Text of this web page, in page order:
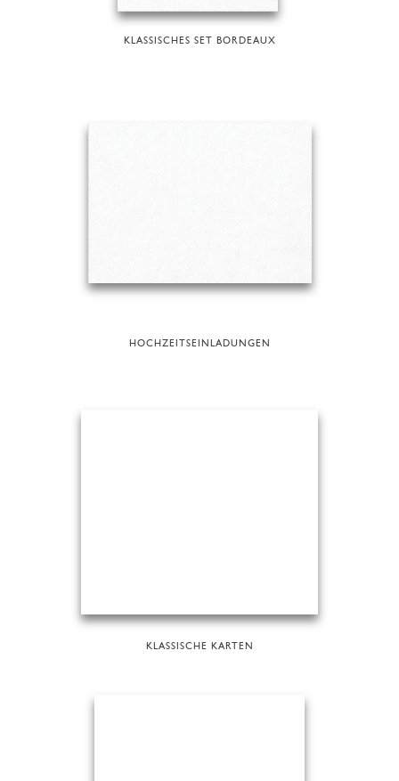
KLASSISCHES SET BORDEAUX
HOCHZEITSEINLADUNGEN
KLASSISCHE KARTEN